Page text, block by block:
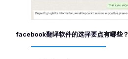
facebook翻译软件的选择要点有哪些？